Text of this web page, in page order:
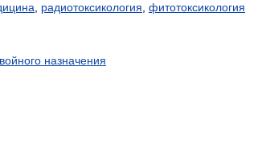
радиотоксикология фитотоксикология
назначения